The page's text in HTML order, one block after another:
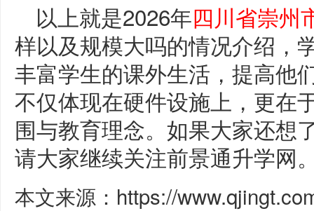
以上就是2026年四川省崇州
样以及规模大吗的情况介绍，
丰富学生的课外生活，提高他
不仅体现在硬件设施上，更在
围与教育理念。如果大家还想
请大家继续关注前景通升学网
本文来源：https://